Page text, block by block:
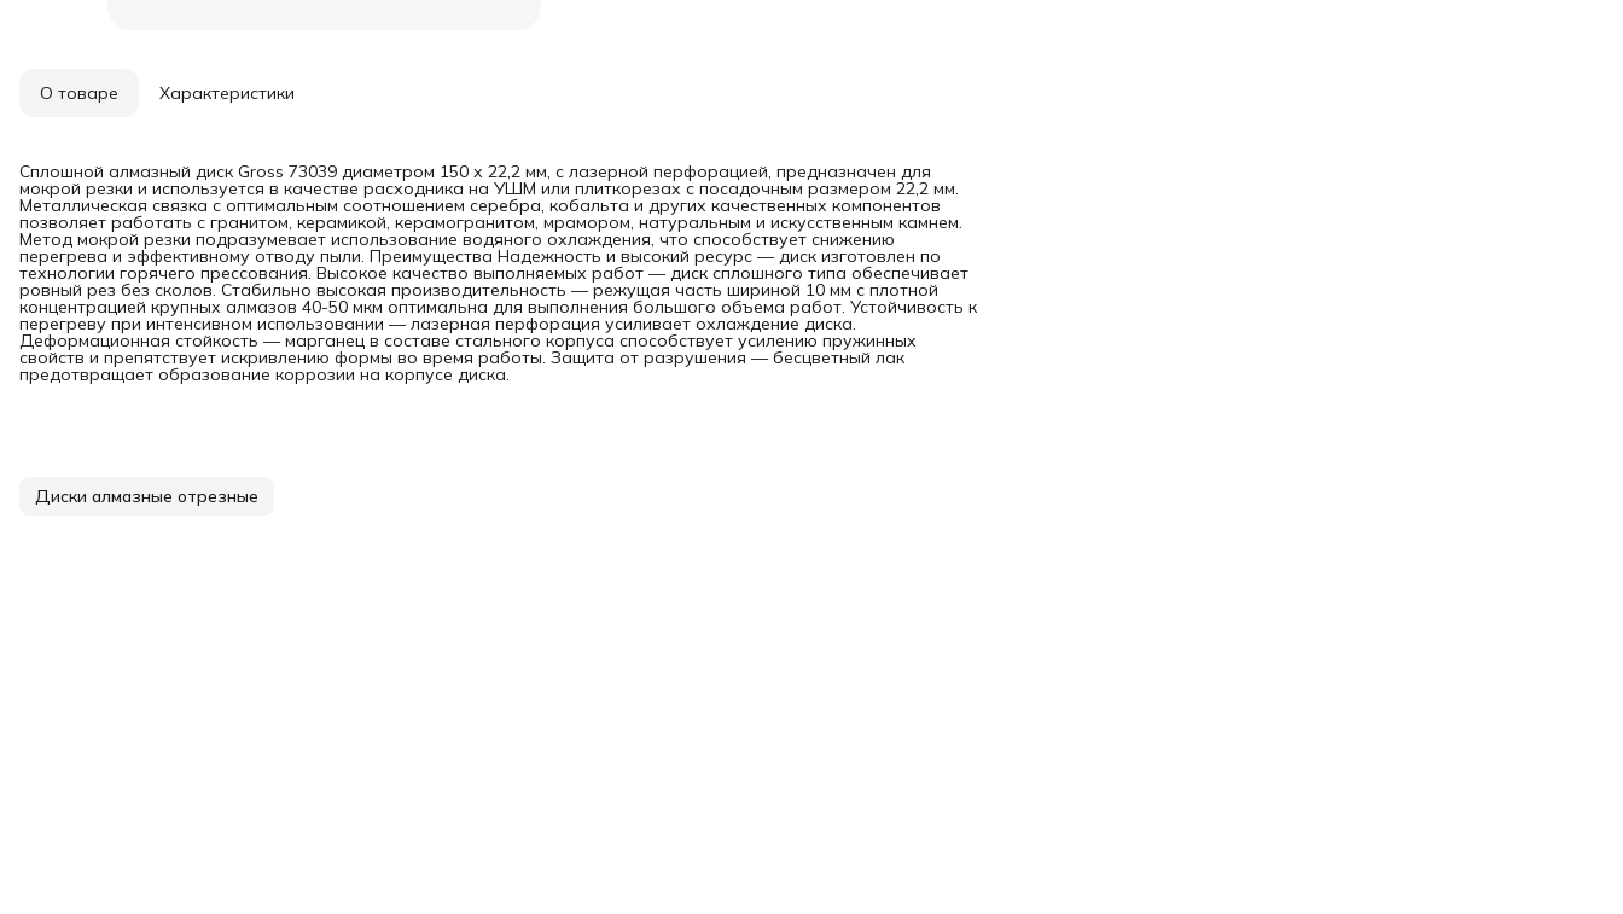
О товаре Характеристики
Сплошной алмазный диск Gross 73039 диаметром 150 х 22,2 мм, с лазерной перфорацией, предназначен для
мокрой резки и используется в качестве расходника на УШМ или плиткорезах с посадочным размером 22,2 мм.
Металлическая связка с оптимальным соотношением серебра, кобальта и других качественных компонентов
позволяет работать с гранитом, керамикой, керамогранитом, мрамором, натуральным и искусственным камнем.
Метод мокрой резки подразумевает использование водяного охлаждения, что способствует снижению
перегрева и эффективному отводу пыли. Преимущества Надежность и высокий ресурс — диск изготовлен по
технологии горячего прессования. Высокое качество выполняемых работ — диск сплошного типа обеспечивает
ровный рез без сколов. Стабильно высокая производительность — режущая часть шириной 10 мм с плотной
концентрацией крупных алмазов 40-50 мкм оптимальна для выполнения большого объема работ. Устойчивость к
перегреву при интенсивном использовании — лазерная перфорация усиливает охлаждение диска.
Деформационная стойкость — марганец в составе стального корпуса способствует усилению пружинных
свойств и препятствует искривлению формы во время работы. Защита от разрушения — бесцветный лак
предотвращает образование коррозии на корпусе диска.
Диски алмазные отрезные